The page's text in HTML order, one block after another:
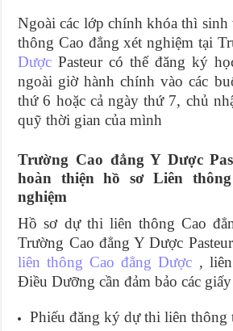
Ngoài các lớp chính khóa thì sinh
thông Cao đẳng xét nghiệm tại
Dược Pasteur có thể đăng ký
ngoài giờ hành chính vào các
thứ 6 hoặc cả ngày thứ 7, chủ
quỹ thời gian của mình
Trường Cao đẳng Y Dược
hoàn thiện hồ sơ Liên
nghiệm
Hồ sơ dự thi liên thông Cao
Trường Cao đẳng Y Dược
liên thông Cao đẳng Dược ,
Điều Dưỡng cần đảm bảo các
Phiếu đăng ký dự thi liên thông